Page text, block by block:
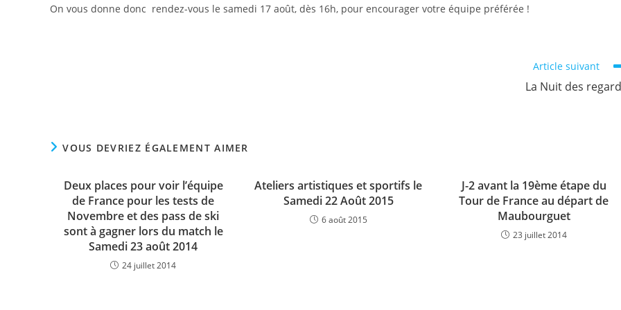
On vous donne donc rendez-vous le samedi 17 août, dès 16h, pour encourager votre équipe préférée !
Article suivant
La Nuit des
VOUS DEVRIEZ ÉGALEMENT AIMER
Deux places pour voir l’équipe
de France pour les tests de
Novembre et des pass de ski
sont à gagner lors du match le
Samedi 23 août 2014
24 juillet 2014
Ateliers artistiques et sportifs le
Samedi 22 Août 2015
6 août 2015
J-2 avant la 19ème étape du
Tour de France au départ de
Maubourguet
23 juillet 2014